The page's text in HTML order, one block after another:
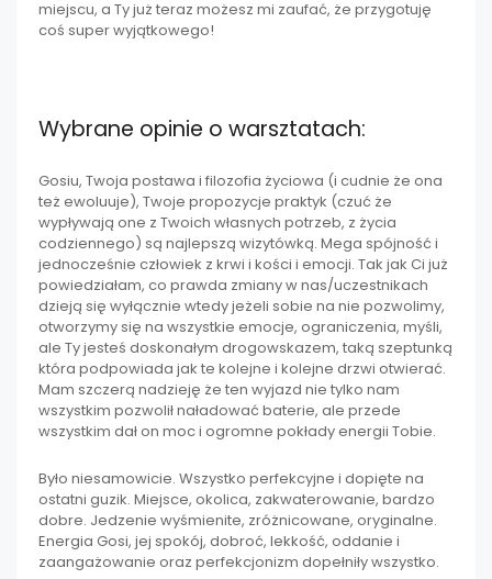
miejscu, a Ty już teraz możesz mi zaufać, że przygotuję
coś super wyjątkowego!
Wybrane opinie o warsztatach:
Gosiu, Twoja postawa i filozofia życiowa (i cudnie że ona
też ewoluuje), Twoje propozycje praktyk (czuć że
wypływają one z Twoich własnych potrzeb, z życia
codziennego) są najlepszą wizytówką. Mega spójność i
jednocześnie człowiek z krwi i kości i emocji. Tak jak Ci już
powiedziałam, co prawda zmiany w nas/uczestnikach
dzieją się wyłącznie wtedy jeżeli sobie na nie pozwolimy,
otworzymy się na wszystkie emocje, ograniczenia, myśli,
ale Ty jesteś doskonałym drogowskazem, taką szeptunką
która podpowiada jak te kolejne i kolejne drzwi otwierać.
Mam szczerą nadzieję że ten wyjazd nie tylko nam
wszystkim pozwolił naładować baterie, ale przede
wszystkim dał on moc i ogromne pokłady energii Tobie.
Było niesamowicie. Wszystko perfekcyjne i dopięte na
ostatni guzik. Miejsce, okolica, zakwaterowanie, bardzo
dobre. Jedzenie wyśmienite, zróżnicowane, oryginalne.
Energia Gosi, jej spokój, dobroć, lekkość, oddanie i
zaangażowanie oraz perfekcjonizm dopełniły wszystko.